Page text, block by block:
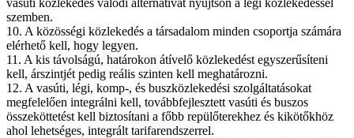
szemben.
10. A közösségi közlekedés a társadalom minden csoportja számára
elérhető kell, hogy legyen.
11. A kis távolságú, határokon átívelő közlekedést egyszerűsíteni
kell, árszintjét pedig reális szinten kell meghatározni.
12. A vasúti, légi, komp-, és buszközlekedési szolgáltatásokat
megfelelően integrálni kell, továbbfejlesztett vasúti és buszos
összeköttetést kell biztosítani a főbb repülőterekhez és kikötőkhöz
ahol lehetséges, integrált tarifarendszerrel.